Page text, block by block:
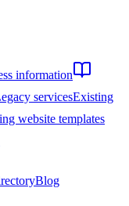
information
servicesExisting
website templates
Blog